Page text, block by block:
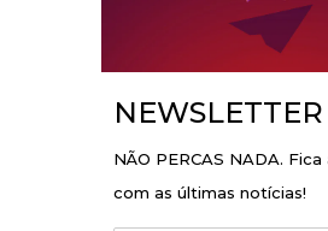
NEWSLETTER
NÃO PERCAS NADA.
com as últimas notícias!